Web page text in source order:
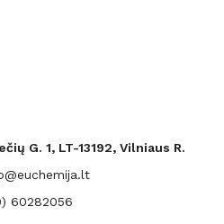
G. 1, LT-13192, Vilniaus R.
60282056